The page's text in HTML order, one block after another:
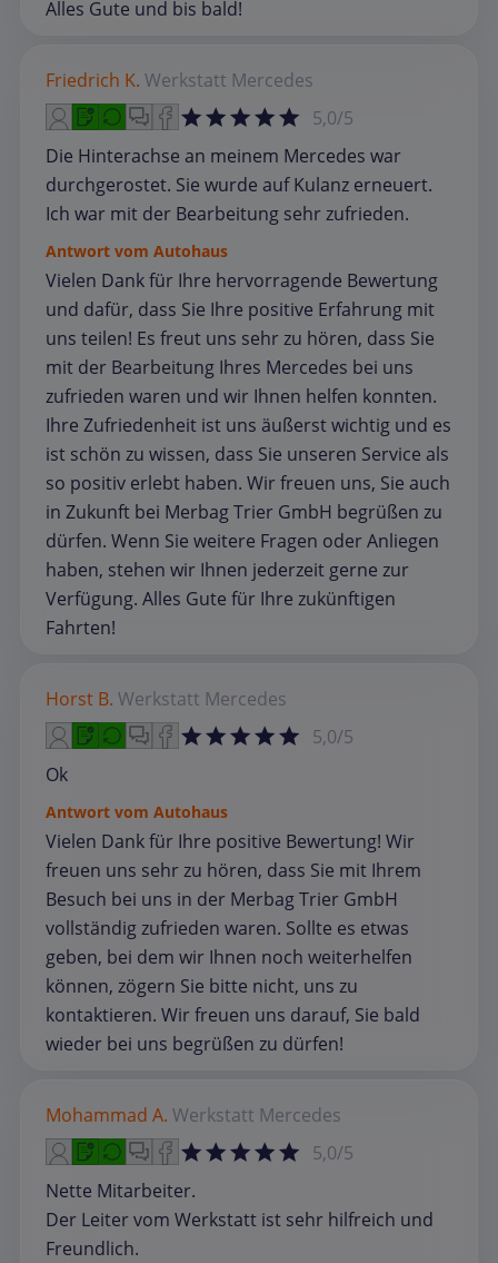
Alles Gute und bis bald!
Friedrich K. Werkstatt Mercedes
5,0/5
Die Hinterachse an meinem Mercedes war
durchgerostet. Sie wurde auf Kulanz erneuert.
Ich war mit der Bearbeitung sehr zufrieden.
Antwort vom Autohaus
Vielen Dank für Ihre hervorragende Bewertung
und dafür, dass Sie Ihre positive Erfahrung mit
uns teilen! Es freut uns sehr zu hören, dass Sie
mit der Bearbeitung Ihres Mercedes bei uns
zufrieden waren und wir Ihnen helfen konnten.
Ihre Zufriedenheit ist uns äußerst wichtig und es
ist schön zu wissen, dass Sie unseren Service als
so positiv erlebt haben. Wir freuen uns, Sie auch
in Zukunft bei Merbag Trier GmbH begrüßen zu
dürfen. Wenn Sie weitere Fragen oder Anliegen
haben, stehen wir Ihnen jederzeit gerne zur
Verfügung. Alles Gute für Ihre zukünftigen
Fahrten!
Horst B. Werkstatt Mercedes
5,0/5
Ok
Antwort vom Autohaus
Vielen Dank für Ihre positive Bewertung! Wir
freuen uns sehr zu hören, dass Sie mit Ihrem
Besuch bei uns in der Merbag Trier GmbH
vollständig zufrieden waren. Sollte es etwas
geben, bei dem wir Ihnen noch weiterhelfen
können, zögern Sie bitte nicht, uns zu
kontaktieren. Wir freuen uns darauf, Sie bald
wieder bei uns begrüßen zu dürfen!
Mohammad A. Werkstatt Mercedes
5,0/5
Nette Mitarbeiter.
Der Leiter vom Werkstatt ist sehr hilfreich und
Freundlich.